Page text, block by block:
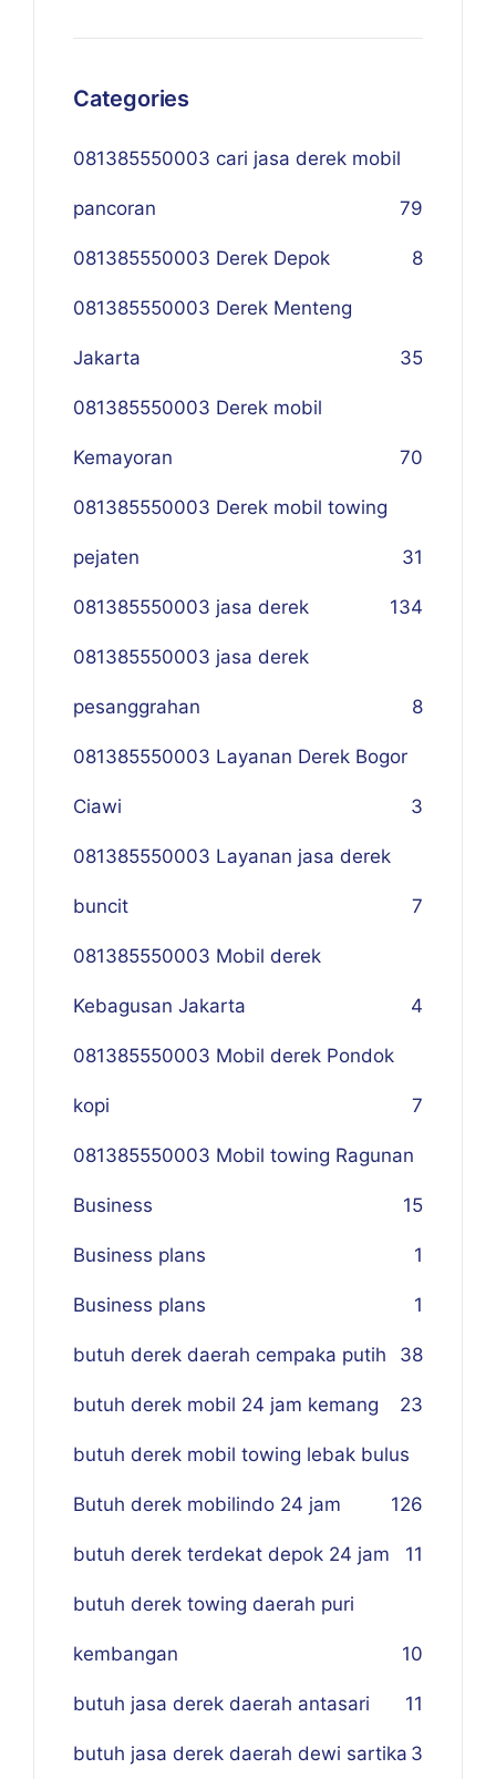
Categories
081385550003 cari jasa derek mobil
pancoran 79
081385550003 Derek Depok 8
081385550003 Derek Menteng
Jakarta 35
081385550003 Derek mobil
Kemayoran 70
081385550003 Derek mobil towing
pejaten 31
081385550003 jasa derek 134
081385550003 jasa derek
pesanggrahan 8
081385550003 Layanan Derek Bogor
Ciawi 3
081385550003 Layanan jasa derek
buncit 7
081385550003 Mobil derek
Kebagusan Jakarta 4
081385550003 Mobil derek Pondok
kopi 7
081385550003 Mobil towing Ragunan
5
Business 1
Business plans 1
Business plans 1
butuh derek daerah cempaka putih 38
butuh derek mobil 24 jam kemang 23
butuh derek mobil towing lebak bulus
26
Butuh derek mobilindo 24 jam 1
butuh derek terdekat depok 24 jam 11
butuh derek towing daerah puri
kembangan 10
butuh jasa derek daerah antasari 11
butuh jasa derek daerah dewi sartika 3